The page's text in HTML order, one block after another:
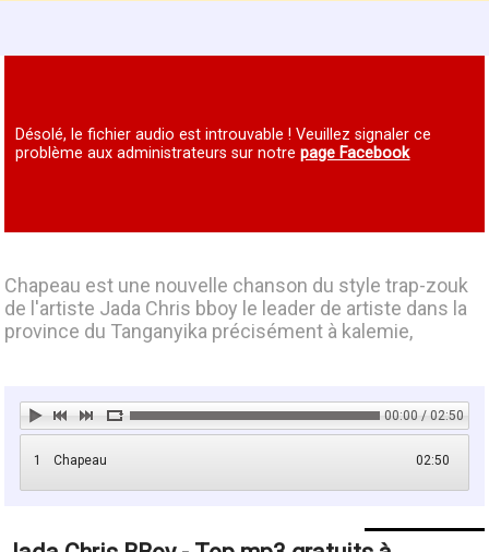
Désolé, le fichier audio est introuvable ! Veuillez signaler ce
problème aux administrateurs sur notrepage Facebook
Chapeau est une nouvelle chanson du style trap-zouk
de l'artiste Jada Chris bboy le leader de artiste dans la
province du Tanganyika précisément à kalemie,
00:00 / 02:50
1 02:50
Chapeau